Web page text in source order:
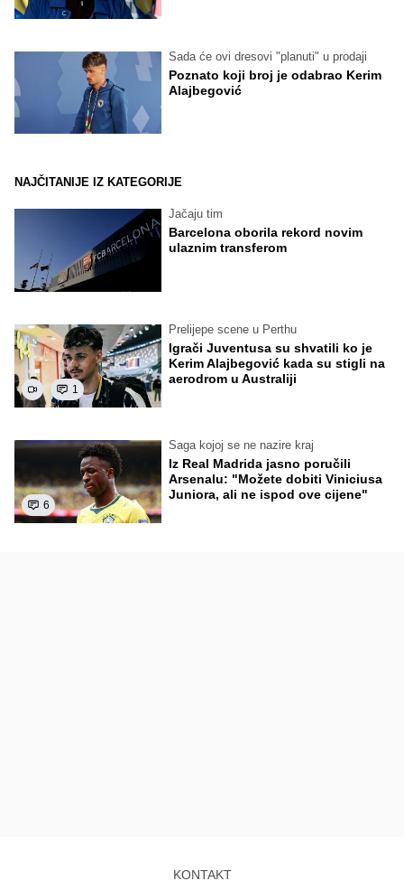
Sada će ovi dresovi "planuti" u prodaji
Poznato koji broj je odabrao Kerim
Alajbegović
NAJČITANIJE IZ KATEGORIJE
Jačaju tim
Barcelona oborila rekord novim
ulaznim transferom
1
Prelijepe scene u Perthu
Igrači Juventusa su shvatili ko je
Kerim Alajbegović kada su stigli na
aerodrom u Australiji
6
Saga kojoj se ne nazire kraj
Iz Real Madrida jasno poručili
Arsenalu: "Možete dobiti Viniciusa
Juniora, ali ne ispod ove cijene"
KONTAKT